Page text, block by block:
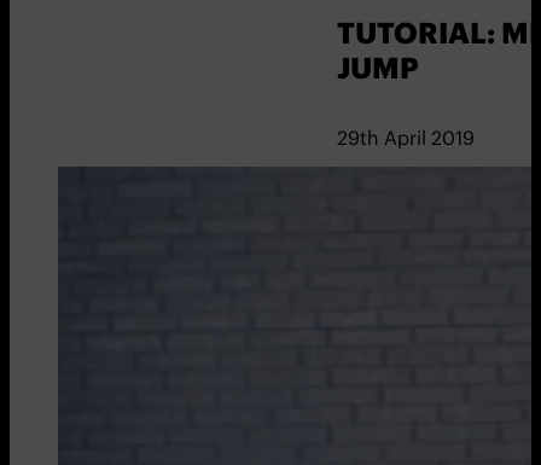
TUTORIAL:
JUMP
29th April 2019